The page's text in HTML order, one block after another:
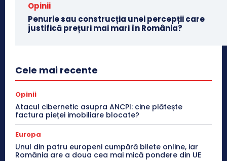
Opinii
Penurie sau construcția unei percepții care
justifică prețuri mai mari în România?
Cele mai recente
Opinii
Atacul cibernetic asupra ANCPI: cine plătește
factura pieței imobiliare blocate?
Europa
Unul din patru europeni cumpără bilete online, iar
România are a doua cea mai mică pondere din UE